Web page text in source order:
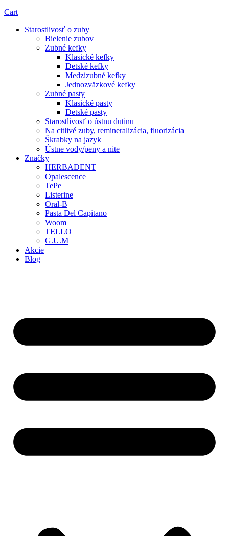
Cart
Starostlivosť o zuby
Bielenie zubov
Zubné kefky
Klasické kefky
Detské kefky
Medzizubné kefky
Jednozväzkové kefky
Zubné pasty
Klasické pasty
Detské pasty
Starostlivosť o ústnu dutinu
Na citlivé zuby, remineralizácia, fluorizácia
Škrabky na jazyk
Ústne vody/peny a nite
Značky
HERBADENT
Opalescence
TePe
Listerine
Oral-B
Pasta Del Capitano
Woom
TELLO
G.U.M
Akcie
Blog